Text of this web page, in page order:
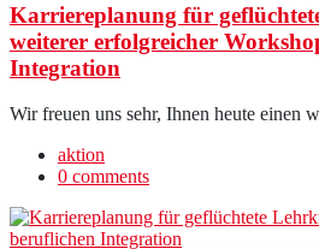
Karriereplanung für
weiterer erfolgreicher
Integration
Wir freuen uns sehr, Ihnen heute
aktion
0 comments